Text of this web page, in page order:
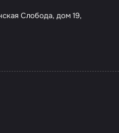
Слобода, дом 19,